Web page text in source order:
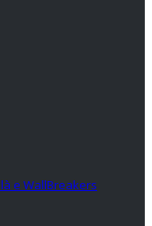
e WallBreakers